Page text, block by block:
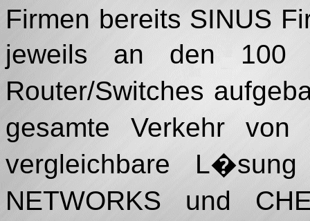
Firmen bereits SINUS
jeweils an den 100
Router/Switches
gesamte Verkehr
vergleichbare
NETWORKS und